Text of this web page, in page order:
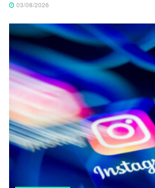
03/08/2026